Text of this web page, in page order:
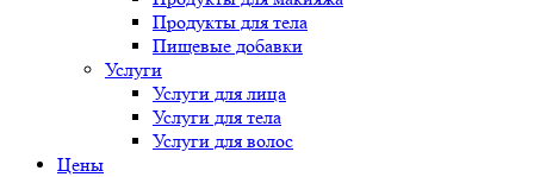
Продукты для тела
Пищевые добавки
Услуги
Услуги для лица
Услуги для тела
Услуги для волос
Цены